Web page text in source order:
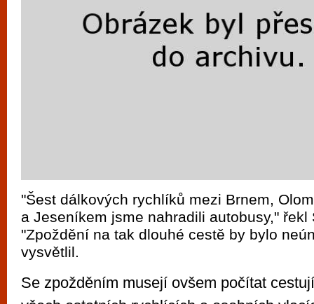
"Šest dálkových rychlíků mezi Brnem,
a Jeseníkem jsme nahradili autobusy," řekl
"Zpoždění na tak dlouhé cestě by bylo
vysvětlil.
Se zpožděním musejí ovšem počítat